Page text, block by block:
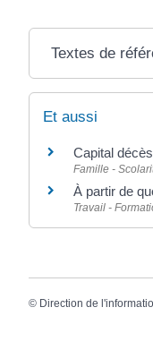
Textes de
Et aussi
Capital
Famille -
À partir de
Travail -
© Direction de